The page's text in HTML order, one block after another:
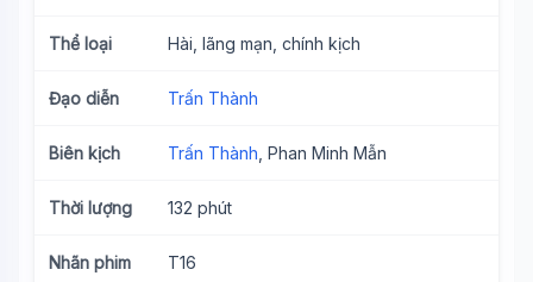
Thể loại Hài, lãng mạn, chính kịch
Đạo diễn Trấn Thành
Biên kịch Trấn Thành , Phan Minh Mẫn
Thời lượng 132 phút
Nhãn phim T16